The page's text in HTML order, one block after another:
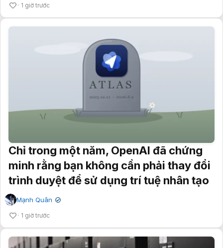
1 giờ trước
Chỉ trong một năm, OpenAI đã chứng
minh rằng bạn không cần phải thay đổi
trình duyệt để sử dụng trí tuệ nhân tạo
Mạnh Quân ✔
1 giờ trước